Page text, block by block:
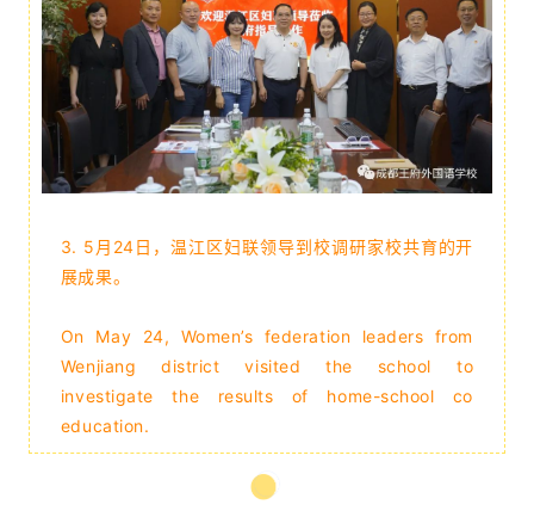
3. 5月24日，温江区妇联领导到校调研家校共育的开
展成果。
On May 24, Women’s federation leaders from
Wenjiang district visited the school to
investigate the results of home-school co
education.